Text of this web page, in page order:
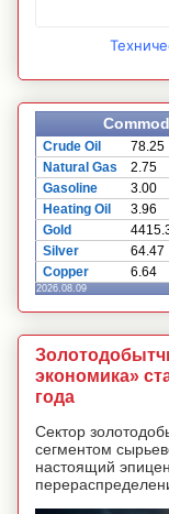
Crude Oil 78.25
Natural Gas
2.75
Gasoline
3.00
Heating Oil
3.96
Gold
Silver
64.47
Copper
6.64
2026.08.09
экономика»
года
Сектор
сегментом
настоящий